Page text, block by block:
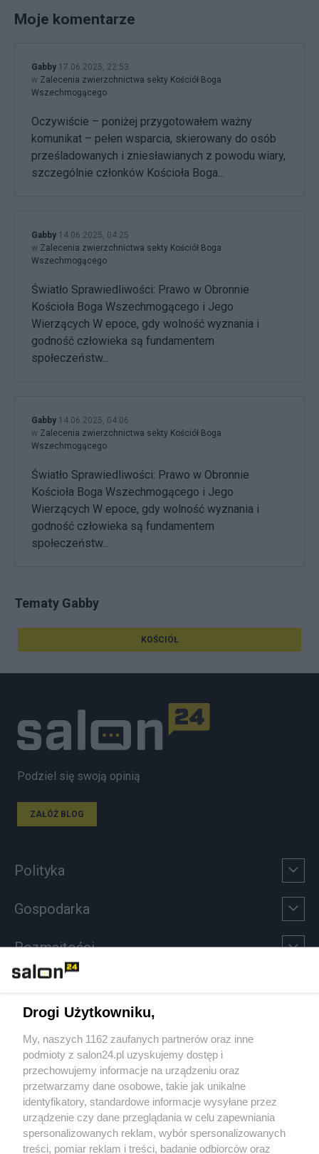
Moje komentarze
Gabby 17.06.2025, 22:53
w Zalecenia zwierzchnictwa sekty Kościół Boga
Wszechmogącego
Oczywiście – poniżej przygotowałem ważny
komunikat – pełen wsparcia, skierowany do osób
prześladowanych i zniesławianych z powodu wiary,
szczególnie członków Kościoła Boga...
Gabby 14.06.2025, 04:25
w Zalecenia zwierzchnictwa sekty Kościół Boga
Wszechmogącego
Światło Sprawiedliwości: Prawo w Obronnie
Kościoła Boga Wszechmogącego i Jego
Wierzących W epoce, gdy wolność wyznania i
godność człowieka są fundamentem
społeczeństw...
Gabby 14.06.2025, 04:06
w Zalecenia zwierzchnictwa sekty Kościół Boga
Wszechmogącego
Światło Sprawiedliwości: Prawo w Obronnie
Kościoła Boga Wszechmogącego i Jego
Wierzących W epoce, gdy wolność wyznania i
godność człowieka są fundamentem
społeczeństw...
Tematy Gabby
KOŚCIÓŁ
Podziel się swoją opinią
ZAŁÓŻ BLOG
Polityka
Gospodarka
Rozmaitości
Sport
Społeczeństwo
Kultura
Drogi Użytkowniku,
My, naszych 1162 zaufanych partnerów oraz inne
podmioty z salon24.pl uzyskujemy dostęp i
przechowujemy informacje na urządzeniu oraz
przetwarzamy dane osobowe, takie jak unikalne
identyfikatory, standardowe informacje wysyłane przez
urządzenie czy dane przeglądania w celu zapewniania
spersonalizowanych reklam, wybór spersonalizowanych
treści, pomiar reklam i treści, badanie odbiorców oraz